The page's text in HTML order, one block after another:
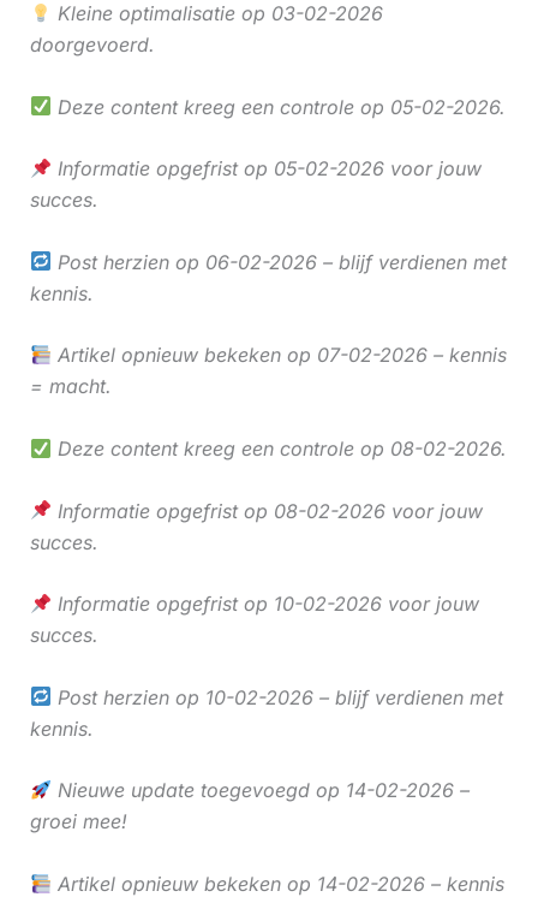
Kleine optimalisatie op 03-02-2026
doorgevoerd.
Deze content kreeg een controle op 05-02-2026.
Informatie opgefrist op 05-02-2026 voor jouw
succes.
Post herzien op 06-02-2026 – blijf verdienen met
kennis.
Artikel opnieuw bekeken op 07-02-2026 – kennis
= macht.
Deze content kreeg een controle op 08-02-2026.
Informatie opgefrist op 08-02-2026 voor jouw
succes.
Informatie opgefrist op 10-02-2026 voor jouw
succes.
Post herzien op 10-02-2026 – blijf verdienen met
kennis.
Nieuwe update toegevoegd op 14-02-2026 –
groei mee!
Artikel opnieuw bekeken op 14-02-2026 – kennis